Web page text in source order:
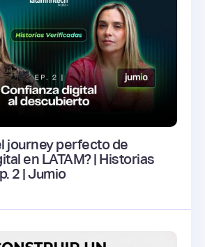
journey perfecto de
en LATAM? | Historias
2 | Jumio